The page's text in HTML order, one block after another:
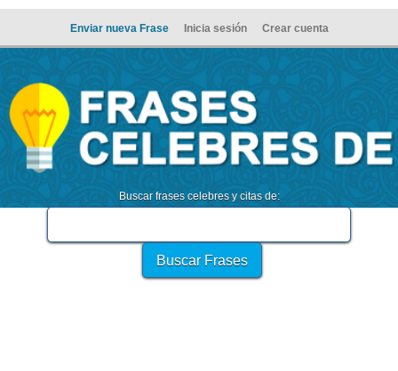
Enviar nueva Frase Inicia sesión Crear cuenta
Buscar frases celebres y citas de: